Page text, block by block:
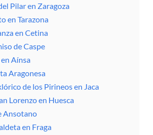
Pilar en Zaragoza
en Tarazona
en Cetina
de Caspe
Aínsa
Aragonesa
de los Pirineos en Jaca
Lorenzo en Huesca
Ansotano
en Fraga